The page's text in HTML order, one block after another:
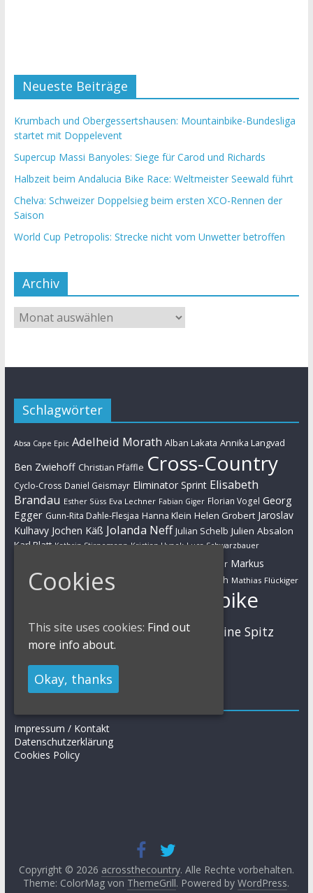
Neueste Beiträge
Krumbach und Obergessertshausen: Mountainbike-Bundesliga
startet mit Doppelevent
Supercup Massi Banyoles: Siege für Carod und Richards
Halbzeit beim Andalucia Bike Race: Weltmeister Seewald führt
Chelva: Schweizer Doppelsieg beim ersten XCO-Rennen der
Saison
World Cup Petropolis: Strecke nicht vom Unwetter betroffen
Archiv
Schlagwörter
Absa Cape Epic Adelheid Morath Alban Lakata Annika Langvad
Ben Zwiehoff Christian Pfäffle Cross-Country
Cyclo-Cross Daniel Geismayr Eliminator Sprint Elisabeth
Brandau Esther Süss Eva Lechner Fabian Giger Florian Vogel Georg
Egger Gunn-Rita Dahle-Flesjaa Hanna Klein Helen Grobert Jaroslav
Kulhavy Jochen Käß Jolanda Neff Julian Schelb Julien Absalon
Karl Platt Kathrin Stirnemann Kristian Hynek Luca Schwarzbauer
Markus Bauer Markus
Kaufmann Markus Schulte-Lünzum Martin Gluth Mathias Flückiger
Mountainbike
MTB Nadine Rieder Nino Schurter Sabine Spitz
Simon Stiebjahn UCI
Impressum
Impressum / Kontakt
Datenschutzerklärung
Cookies Policy
Copyright © 2026 acrossthecountry. Alle Rechte vorbehalten.
Theme: ColorMag von ThemeGrill. Powered byWordPress.
Cookies
This site uses cookies: Find out
more info about.
Okay, thanks